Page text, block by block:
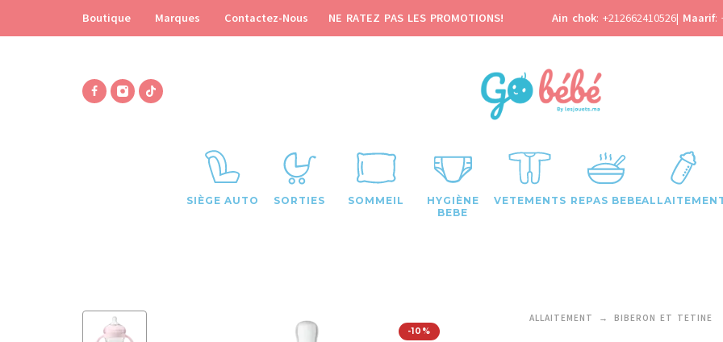
Boutique Marques Contactez-Nous NE RATEZ PAS LES PROMOTIONS! Ain chok: +212662410526| Maarif:
SIÈGE AUTO SORTIES SOMMEIL
HYGIÈNE
BEBE
VETEMENTS REPAS BEBE
-10%
ALLAITEMENT BIBERON ET TETINE